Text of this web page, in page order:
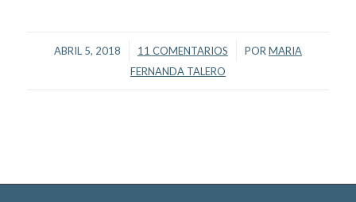
ABRIL 5, 2018
/ 11 COMENTARIOS
/ POR MARIA
FERNANDA TALERO